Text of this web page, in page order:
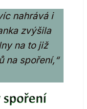
nahrává i
zvýšila
na to již
na spoření,“